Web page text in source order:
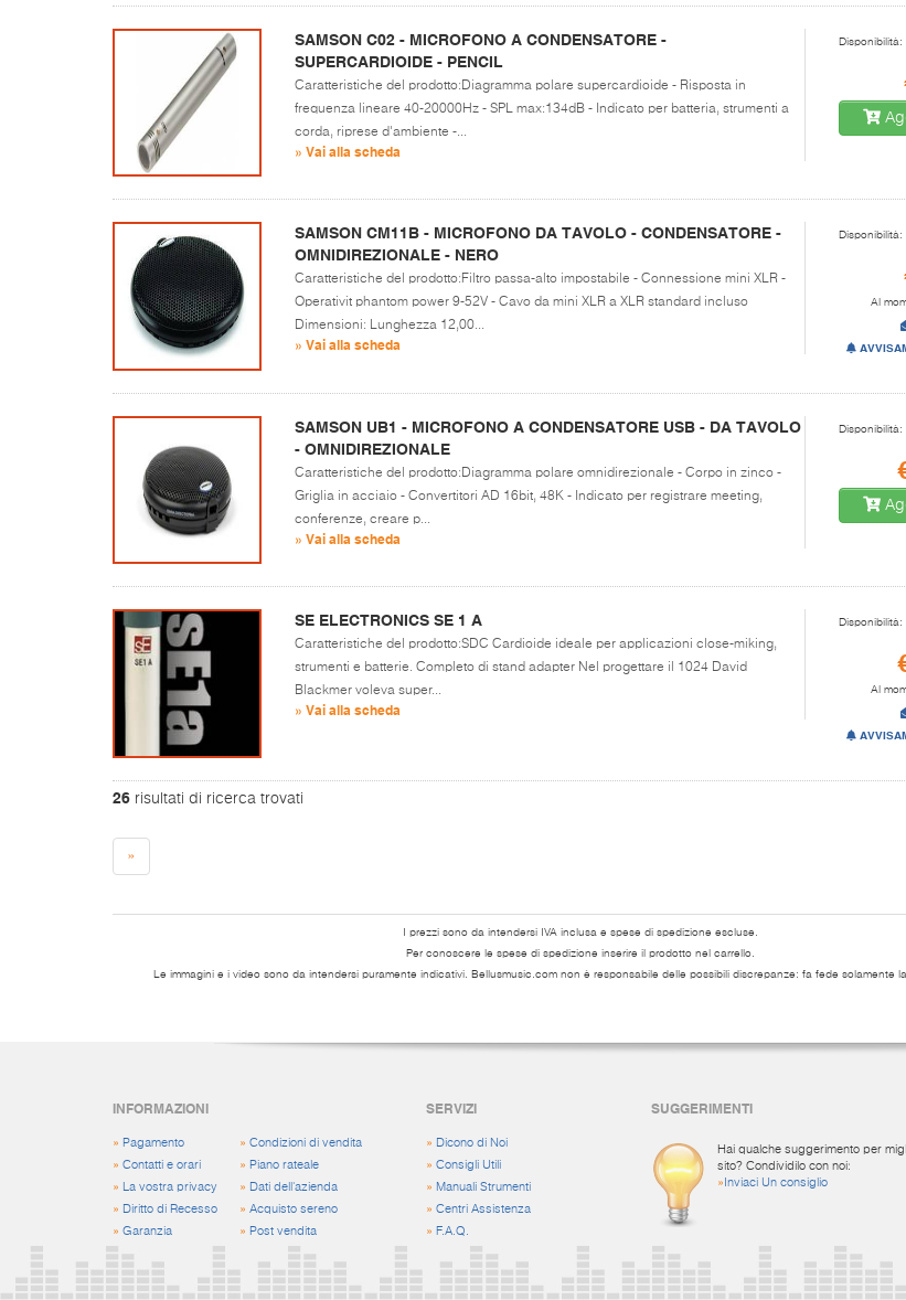
SAMSON C02 - MICROFONO A CONDENSATORE -
SUPERCARDIOIDE - PENCIL
Caratteristiche del prodotto:Diagramma polare supercardioide - Risposta in
frequenza lineare 40-20000Hz - SPL max:134dB - Indicato per batteria, strumenti a
corda, riprese d'ambiente -...
» Vai alla scheda
Disponibilità:
SAMSON CM11B - MICROFONO DA TAVOLO - CONDENSATORE -
OMNIDIREZIONALE - NERO
Caratteristiche del prodotto:Filtro passa-alto impostabile - Connessione mini XLR -
Operativit phantom power 9-52V - Cavo da mini XLR a XLR standard incluso
Dimensioni: Lunghezza 12,00...
» Vai alla scheda
Disponibilità:
Al
SAMSON UB1 - MICROFONO A CONDENSATORE USB - DA TAVOLO
- OMNIDIREZIONALE
Caratteristiche del prodotto:Diagramma polare omnidirezionale - Corpo in zinco -
Griglia in acciaio - Convertitori AD 16bit, 48K - Indicato per registrare meeting,
conferenze, creare p...
» Vai alla scheda
Disponibilità:
SE ELECTRONICS SE 1 A
Caratteristiche del prodotto:SDC Cardioide ideale per applicazioni close-miking,
strumenti e batterie. Completo di stand adapter Nel progettare il 1024 David
Blackmer voleva super...
» Vai alla scheda
Disponibilità:
Al
26 risultati di ricerca trovati
»
I prezzi sono da intendersi IVA inclusa e spese di spedizione escluse.
Per conoscere le spese di spedizione inserire il prodotto nel carrello.
Le immagini e i video sono da intendersi puramente indicativi. Bellusmusic.com non è responsabile delle possibili discrepanze: fa fede solamente
INFORMAZIONI
» Pagamento
» Contatti e orari
»
La vostra privacy
» Diritto di Recesso
» Garanzia
» Condizioni di vendita
» Piano rateale
» Dati dell'azienda
» Acquisto sereno
» Post vendita
SERVIZI
» Dicono di Noi
»Consigli Utili
» Manuali Strumenti
»Centri Assistenza
» F.A.Q.
SUGGERIMENTI
Hai qualche suggerimento per
sito? Condividilo con noi:
» Inviaci Un consiglio